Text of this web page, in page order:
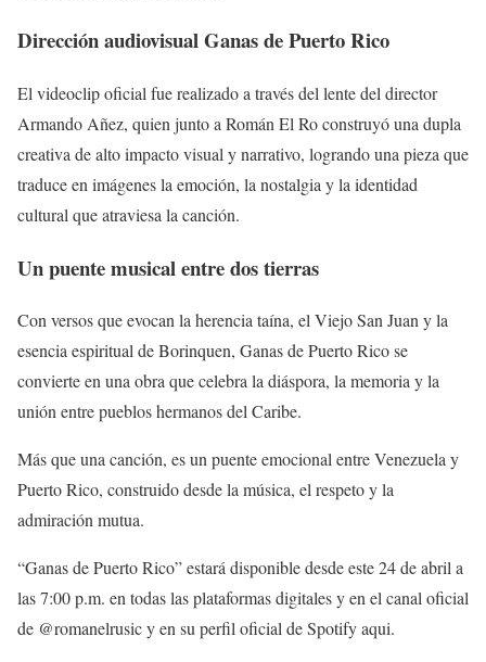
Dirección audiovisual Ganas de Puerto Rico
El videoclip oficial fue realizado a través del lente del director
Armando Añez, quien junto a Román El Ro construyó una dupla
creativa de alto impacto visual y narrativo, logrando una pieza que
traduce en imágenes la emoción, la nostalgia y la identidad
cultural que atraviesa la canción.
Un puente musical entre dos tierras
Con versos que evocan la herencia taína, el Viejo San Juan y la
esencia espiritual de Borinquen, Ganas de Puerto Rico se
convierte en una obra que celebra la diáspora, la memoria y la
unión entre pueblos hermanos del Caribe.
Más que una canción, es un puente emocional entre Venezuela y
Puerto Rico, construido desde la música, el respeto y la
admiración mutua.
“Ganas de Puerto Rico” estará disponible desde este 24 de abril a
las 7:00 p.m. en todas las plataformas digitales y en el canal oficial
de @romanelrusic y en su perfil oficial de Spotify aqui.